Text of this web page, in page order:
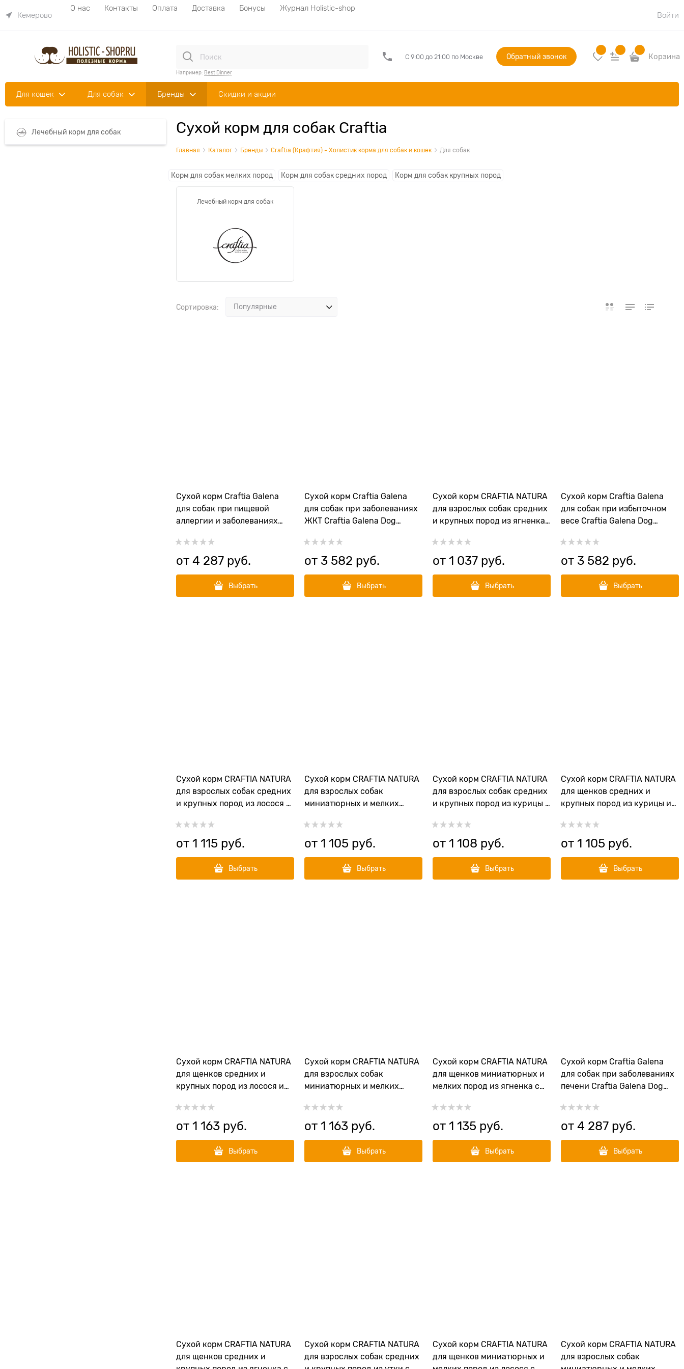
Кемерово
О нас Контакты Оплата Доставка Бонусы
Журнал Holistic-shop
Войти
Например: Best Dinner
С 9:00 до 21:00 по Москве Обратный звонок Корзина
Для кошек Для собак Бренды Скидки и акции
Лечебный корм для собак Сухой корм для собак Craftia
Главная Каталог Бренды Craftia (Крафтия) - Холистик корма для собак и кошек Для собак
Корм для собак мелких пород Корм для собак средних пород Корм для собак крупных пород
Лечебный корм для собак
Сортировка:
Сухой корм Craftia Galena
для собак при пищевой
аллергии и заболеваниях
Hypoallergenic Derm Care
от 4 287 руб.
Выбрать
Сухой корм Craftia Galena
для собак при заболеваниях
ЖКТ Craftia Galena Dog
от 3 582 руб.
Выбрать
Сухой корм CRAFTIA NATURA
для взрослых собак средних
и крупных пород из ягненка
QUAIL ADULT DOG MEDIUM &
LARGE BREED)
от 1 037 руб.
Выбрать
Сухой корм Craftia Galena
для собак при избыточном
весе Craftia Galena Dog
от 3 582 руб.
Выбрать
Сухой корм CRAFTIA NATURA
для взрослых собак средних
и крупных пород из лосося и
ADULT DOG MEDIUM & LARGE
BREED)
от 1 115 руб.
Выбрать
Сухой корм CRAFTIA NATURA
для взрослых собак
миниатюрных и мелких
перепелкой (LAMB WITH
QUAIL ADULT DOG TOY &
SMALL BREED)
от 1 105 руб.
Выбрать
Сухой корм CRAFTIA NATURA
для взрослых собак средних
и крупных пород из курицы и
ADULT DOG MEDIUM & LARGE
BREED)
от 1 108 руб.
Выбрать
Сухой корм CRAFTIA NATURA
для щенков средних и
крупных пород из курицы и
PUPPY MEDIUM & LARGE
BREED)
от 1 105 руб.
Выбрать
Сухой корм CRAFTIA NATURA
для щенков средних и
крупных пород из лосося и
PUPPY MEDIUM & LARGE
BREED)
от 1 163 руб.
Выбрать
Сухой корм CRAFTIA NATURA
для взрослых собак
миниатюрных и мелких
(SALMON & HERRING ADULT
DOG TOY & SMALL BREED)
от 1 163 руб.
Выбрать
Сухой корм CRAFTIA NATURA
для щенков миниатюрных и
мелких пород из ягненка с
QUAIL PUPPY TOY & SMALL
BREED)
от 1 135 руб.
Выбрать
Сухой корм Craftia Galena
для собак при заболеваниях
печени Craftia Galena Dog
от 4 287 руб.
Выбрать
Сухой корм CRAFTIA NATURA
для щенков средних и
Сухой корм CRAFTIA NATURA
для взрослых собак средних
Сухой корм CRAFTIA NATURA
для щенков миниатюрных и
Сухой корм CRAFTIA NATURA
для взрослых собак